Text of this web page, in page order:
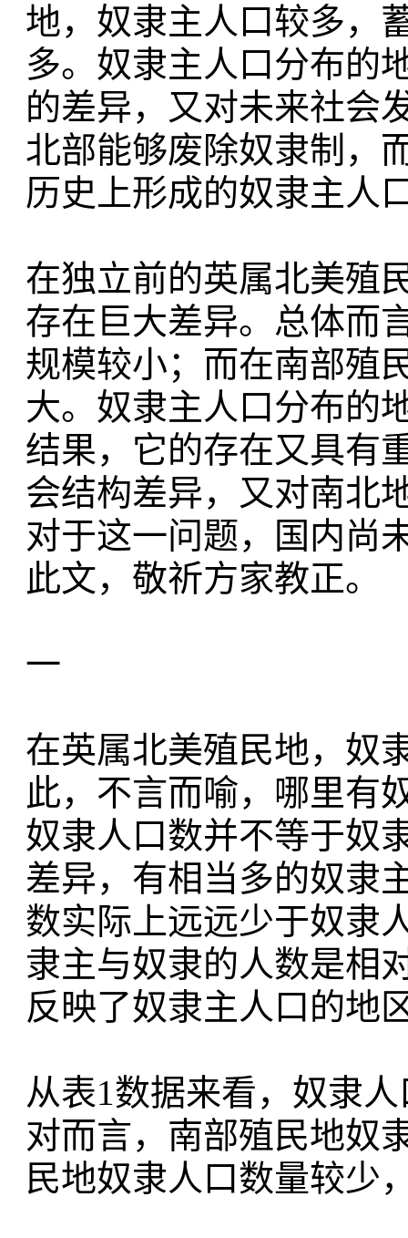
地，奴隶主人口较多，
多。奴隶主人口分布的
的差异，又对未来社会
北部能够废除奴隶制，
历史上形成的奴隶主人
在独立前的英属北美殖
存在巨大差异。总体而
规模较小；而在南部殖
大。奴隶主人口分布的
结果，它的存在又具有
会结构差异，又对南北
对于这一问题，国内尚
此文，敬祈方家教正。
一
在英属北美殖民地，奴
此，不言而喻，哪里有
奴隶人口数并不等于奴
差异，有相当多的奴隶
数实际上远远少于奴隶
隶主与奴隶的人数是相
反映了奴隶主人口的地
从表1数据来看，奴隶
对而言，南部殖民地奴
民地奴隶人口数量较少